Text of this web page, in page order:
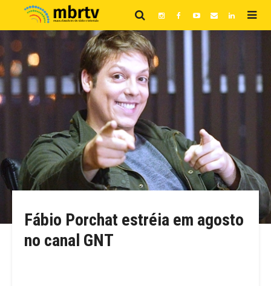
Fábio Porchat estréia em agosto
no canal GNT